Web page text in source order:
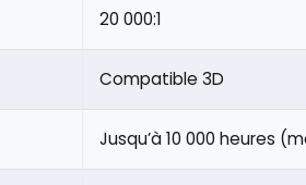
20 000:1
Compatible 3D
Jusqu’à 10 000 heures